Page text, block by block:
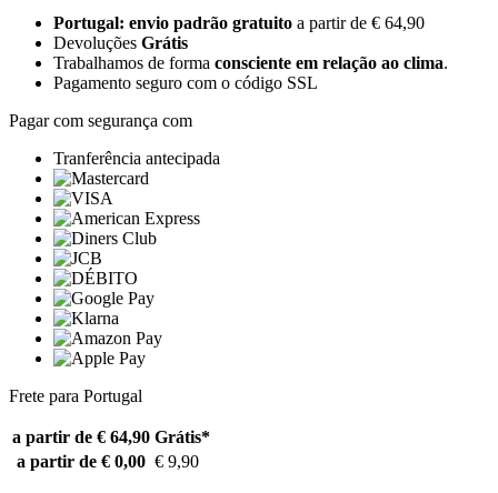
Portugal: envio padrão gratuito a partir de € 64,90
Devoluções Grátis
Trabalhamos de forma consciente em relação ao clima.
Pagamento seguro com o código SSL
Pagar com segurança com
Tranferência antecipada
Frete para Portugal
a partir de € 64,90 Grátis*
a partir de € 0,00 € 9,90